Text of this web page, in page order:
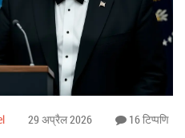
29 अप्रैल 2026 16 टिप्पणि